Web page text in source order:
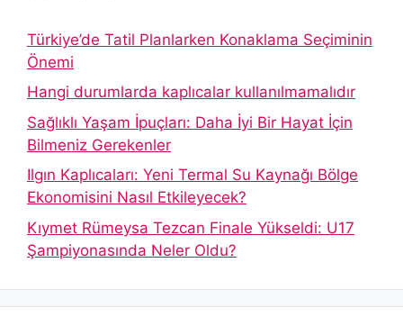
Türkiye’de Tatil Planlarken Konaklama Seçiminin
Önemi
Hangi durumlarda kaplıcalar kullanılmamalıdır
Sağlıklı Yaşam İpuçları: Daha İyi Bir Hayat İçin
Bilmeniz Gerekenler
Ilgın Kaplıcaları: Yeni Termal Su Kaynağı Bölge
Ekonomisini Nasıl Etkileyecek?
Kıymet Rümeysa Tezcan Finale Yükseldi: U17
Şampiyonasında Neler Oldu?